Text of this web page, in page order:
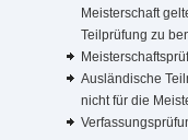
Meisterschaft
Teilprüfung zu
Ausländische
nicht für die